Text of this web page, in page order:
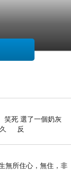
死 選了一個奶灰
久 反
無所住心，無住，非